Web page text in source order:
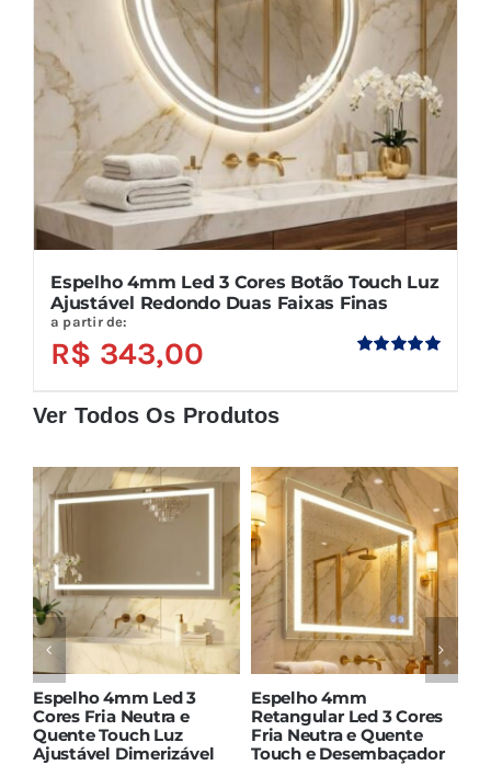
Espelho 4mm Led 3 Cores Botão Touch Luz
Ajustável Redondo Duas Faixas Finas
a partir de:
R$ 343,00
Ver Todos Os Produtos
Espelho 4mm Led 3
Cores Fria Neutra e
Quente Touch Luz
Ajustável Dimerizável
Espelho 4mm
Retangular Led 3 Cores
Fria Neutra e Quente
Touch e Desembaçador